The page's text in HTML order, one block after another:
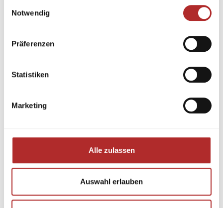
Notwendig
Präferenzen
Statistiken
Marketing
Alle zulassen
Auswahl erlauben
Feinsteinfliesen Veymont Natural
120×59,5x1cm matt
22,90